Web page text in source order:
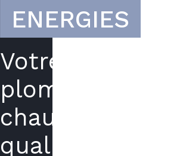
ENERGIES
Votre
plombier
chauffagiste
qualifié